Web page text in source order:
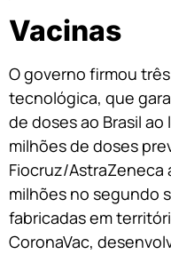
Vacinas
O governo firmou
tecnológica, que
de doses ao Brasil ao
milhões de doses
Fiocruz/AstraZeneca
milhões no segundo
fabricadas em
CoronaVac,